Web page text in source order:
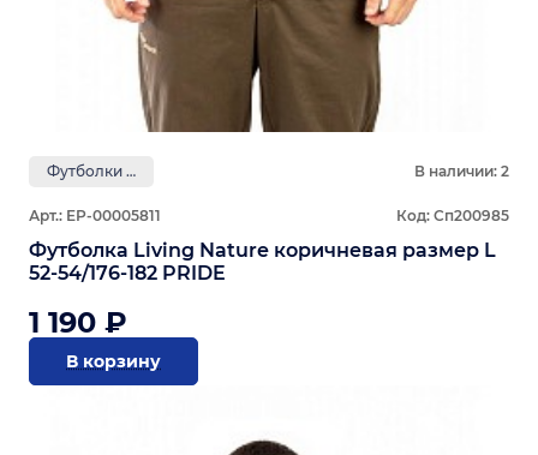
Футболки PRIDE В наличии: 2
Арт.: ЕР-00005811 Код: Сп200985
Футболка Living Nature коричневая размер L
52-54/176-182 PRIDE
1 190 ₽
В корзину